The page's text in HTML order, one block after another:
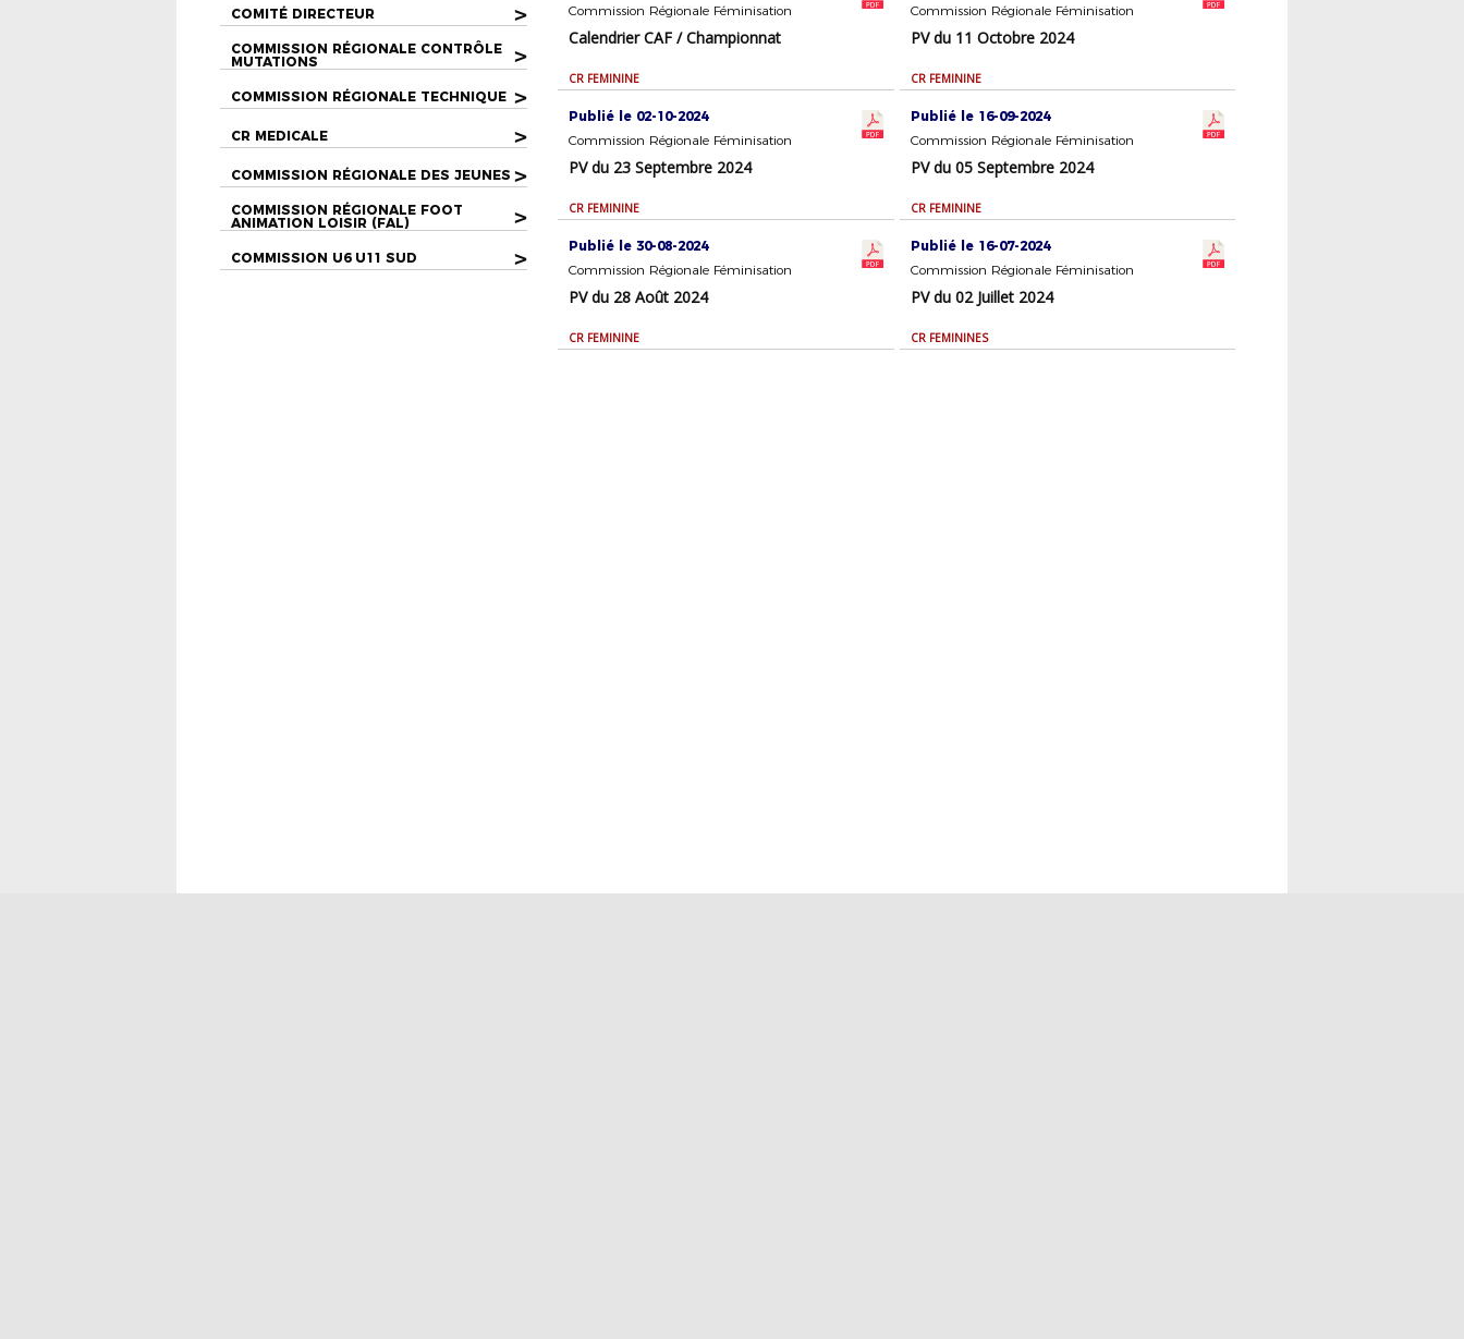
COMITÉ DIRECTEUR >
COMMISSION RÉGIONALE CONTRÔLE
MUTATIONS
>
COMMISSION RÉGIONALE TECHNIQUE >
CR MEDICALE >
COMMISSION RÉGIONALE DES JEUNES >
COMMISSION RÉGIONALE FOOT
ANIMATION LOISIR (FAL)
>
COMMISSION U6 U11 SUD >
Commission Régionale Féminisation
Calendrier CAF / Championnat
CR FEMININE
Commission Régionale Féminisation
PV du 11 Octobre 2024
CR FEMININE
Publié le 02-10-2024
Commission Régionale Féminisation
PV du 23 Septembre 2024
CR FEMININE
Publié le 16-09-2024
Commission Régionale Féminisation
PV du 05 Septembre 2024
CR FEMININE
Publié le 30-08-2024
Commission Régionale Féminisation
PV du 28 Août 2024
CR FEMININE
Publié le 16-07-2024
Commission Régionale Féminisation
PV du 02 Juillet 2024
CR FEMININES